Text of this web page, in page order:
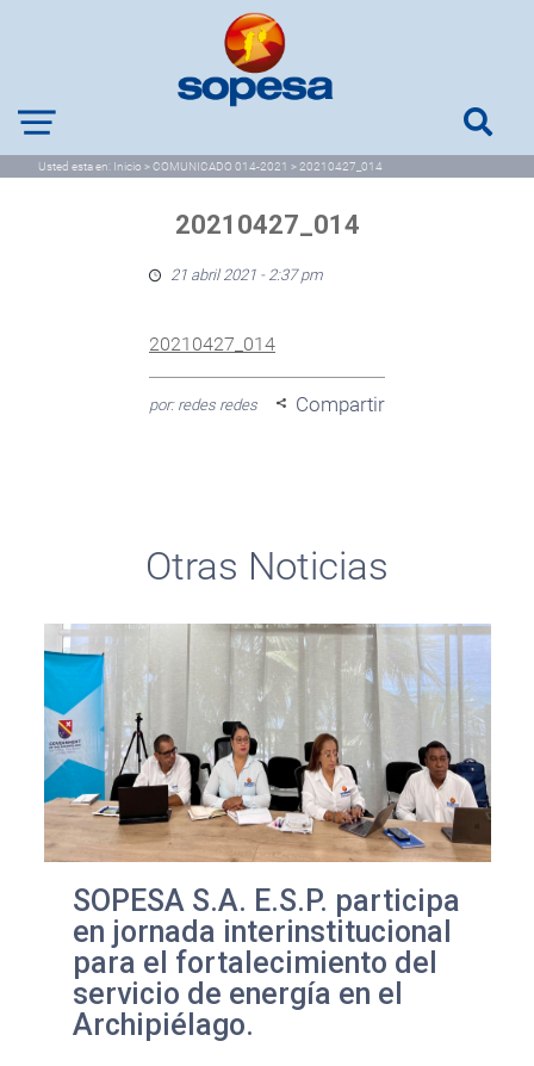
Usted esta en: Inicio > COMUNICADO 014-2021 > 20210427_014
20210427_014
21 abril 2021 - 2:37 pm
20210427_014
por: redes redes Compartir
Otras Noticias
SOPESA S.A. E.S.P. participa
en jornada interinstitucional
para el fortalecimiento del
servicio de energía en el
Archipiélago.